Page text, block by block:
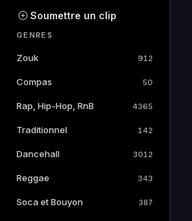
Soumettre un clip
GENRES
Zouk 912
Compas 50
Rap, Hip-Hop, RnB 4365
Traditionnel 142
Dancehall 3012
Reggae 343
Soca et Bouyon 387